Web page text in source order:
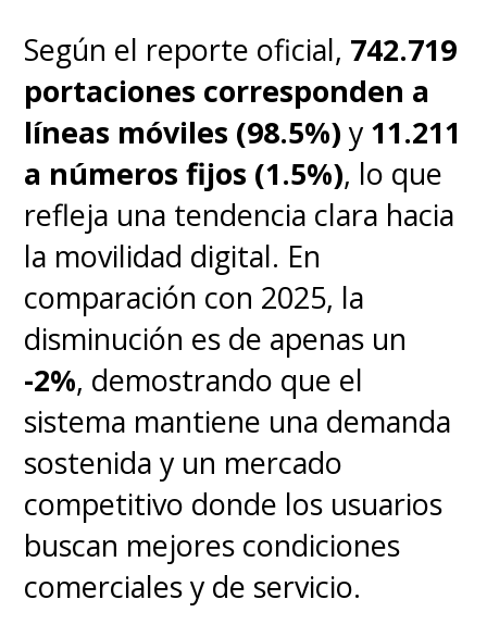
Según el reporte oficial, 742.719
portaciones corresponden a
líneas móviles (98.5%) y 11.211
a números fijos (1.5%), lo que
refleja una tendencia clara hacia
la movilidad digital. En
comparación con 2025, la
disminución es de apenas un
-2%, demostrando que el
sistema mantiene una demanda
sostenida y un mercado
competitivo donde los usuarios
buscan mejores condiciones
comerciales y de servicio.